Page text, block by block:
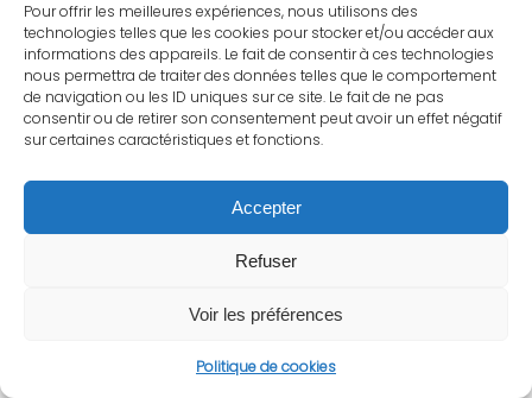
Pour offrir les meilleures expériences, nous utilisons des
technologies telles que les cookies pour stocker et/ou accéder aux
informations des appareils. Le fait de consentir à ces technologies
nous permettra de traiter des données telles que le comportement
de navigation ou les ID uniques sur ce site. Le fait de ne pas
consentir ou de retirer son consentement peut avoir un effet négatif
sur certaines caractéristiques et fonctions.
Accepter
Refuser
Voir les préférences
Politique de cookies